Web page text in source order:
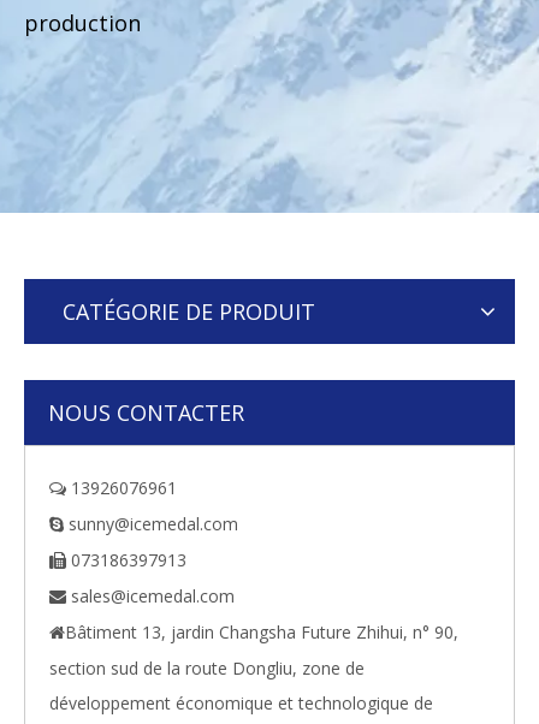
production
CATÉGORIE DE PRODUIT
NOUS CONTACTER
 13926076961
 sunny@icemedal.com
 073186397913
 sales@icemedal.com
Bâtiment 13, jardin Changsha Future Zhihui, n° 90,
section sud de la route Dongliu, zone de
développement économique et technologique de